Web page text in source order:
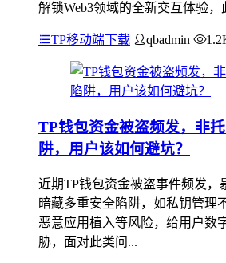
解锁Web3领域的全新交互体验
TP移动端下载 qbadmin
TP钱包资金被盗频发，非
阱，用户该如何避坑？
近期TP钱包资金被盗事件频发，
暗藏多重安全陷阱，如私钥管理
恶意应用植入等风险，给用户数
胁，面对此类问...